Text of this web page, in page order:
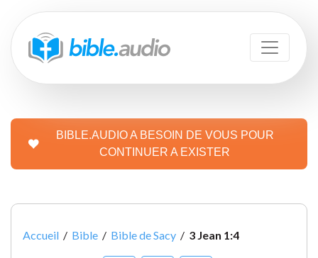
BIBLE.AUDIO A BESOIN DE VOUS POUR
CONTINUER A EXISTER
Accueil / Bible / Bible de Sacy / 3 Jean 1:4